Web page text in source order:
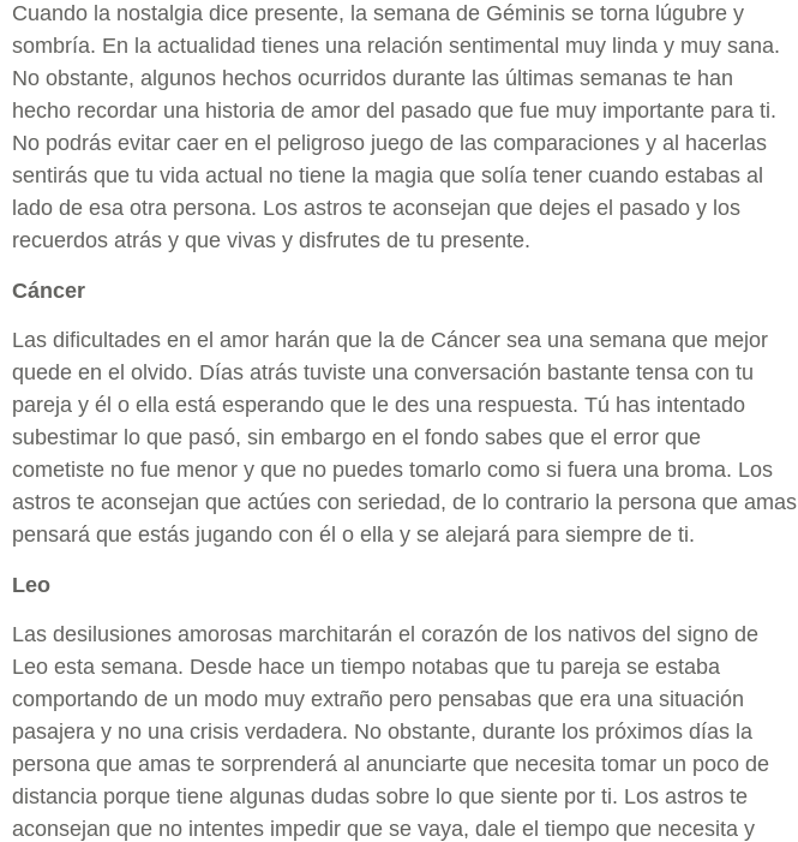
Cuando la nostalgia dice presente, la semana de Géminis se torna lúgubre y
sombría. En la actualidad tienes una relación sentimental muy linda y muy sana.
No obstante, algunos hechos ocurridos durante las últimas semanas te han
hecho recordar una historia de amor del pasado que fue muy importante para ti.
No podrás evitar caer en el peligroso juego de las comparaciones y al hacerlas
sentirás que tu vida actual no tiene la magia que solía tener cuando estabas al
lado de esa otra persona. Los astros te aconsejan que dejes el pasado y los
recuerdos atrás y que vivas y disfrutes de tu presente.
Cáncer
Las dificultades en el amor harán que la de Cáncer sea una semana que mejor
quede en el olvido. Días atrás tuviste una conversación bastante tensa con tu
pareja y él o ella está esperando que le des una respuesta. Tú has intentado
subestimar lo que pasó, sin embargo en el fondo sabes que el error que
cometiste no fue menor y que no puedes tomarlo como si fuera una broma. Los
astros te aconsejan que actúes con seriedad, de lo contrario la persona que amas
pensará que estás jugando con él o ella y se alejará para siempre de ti.
Leo
Las desilusiones amorosas marchitarán el corazón de los nativos del signo de
Leo esta semana. Desde hace un tiempo notabas que tu pareja se estaba
comportando de un modo muy extraño pero pensabas que era una situación
pasajera y no una crisis verdadera. No obstante, durante los próximos días la
persona que amas te sorprenderá al anunciarte que necesita tomar un poco de
distancia porque tiene algunas dudas sobre lo que siente por ti. Los astros te
aconsejan que no intentes impedir que se vaya, dale el tiempo que necesita y